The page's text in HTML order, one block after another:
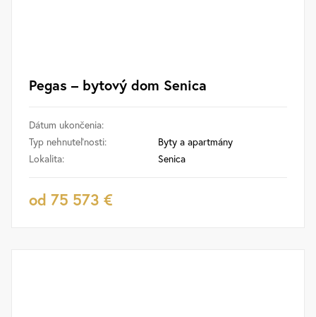
Pegas – bytový dom Senica
Dátum ukončenia:
Typ nehnuteľnosti:
Byty a apartmány
Lokalita:
Senica
od 75 573 €